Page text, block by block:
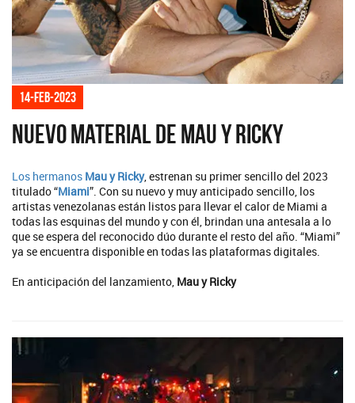
14-feb-2023
Nuevo material de Mau y Ricky
Los hermanos Mau y Ricky, estrenan su primer sencillo del 2023
titulado “Miami”. Con su nuevo y muy anticipado sencillo, los
artistas venezolanas están listos para llevar el calor de Miami a
todas las esquinas del mundo y con él, brindan una antesala a lo
que se espera del reconocido dúo durante el resto del año. “Miami”
ya se encuentra disponible en todas las plataformas digitales.
En anticipación del lanzamiento, Mau y Ricky